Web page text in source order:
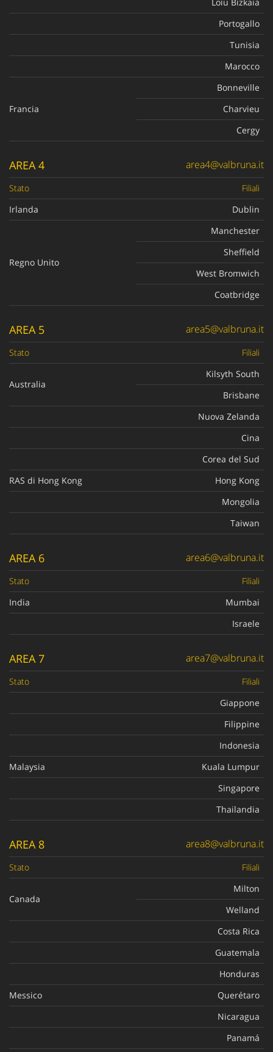
Portogallo
Tunisia
Marocco
Francia
Bonneville
Charvieu
Cergy
AREA 4 area4@valbruna.it
Stato
Filiali
Irlanda
Dublin
Regno Unito
Manchester
Sheffield
West Bromwich
Coatbridge
AREA 5 area5@valbruna.it
Stato Filiali
Australia
Kilsyth South
Brisbane
Nuova Zelanda
Cina
Corea del Sud
RAS di Hong Kong
Hong Kong
Mongolia
Taiwan
AREA 6 area6@valbruna.it
Stato
Filiali
India
Mumbai
Israele
AREA 7 area7@valbruna.it
Stato
Filiali
Giappone
Filippine
Indonesia
Malaysia
Kuala Lumpur
Singapore
Thailandia
AREA 8 area8@valbruna.it
Stato Filiali
Canada
Milton
Welland
Costa Rica
Guatemala
Honduras
Messico
Querétaro
Nicaragua
Panamá